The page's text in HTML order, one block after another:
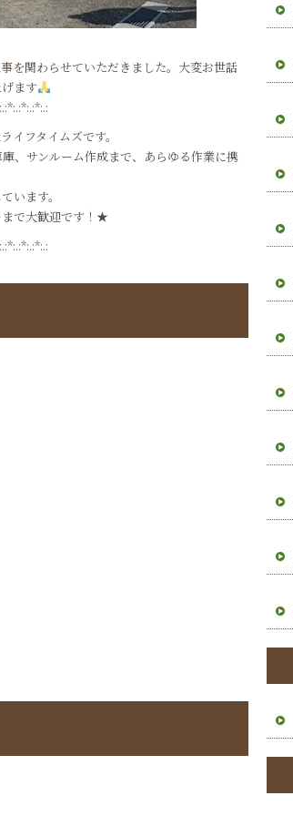
を関わらせていただきました。大変お世話
ます
イフタイムズです。
、サンルーム作成まで、あらゆる作業に携
います。
で大歓迎です！★